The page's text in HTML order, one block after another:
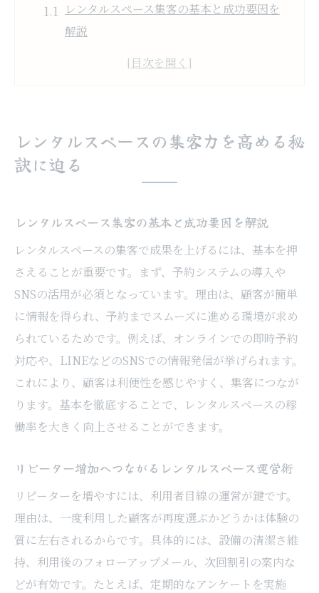
レンタルスペース集客の基本と成功要因を
解説
リピーター増加へつながるレンタルスペー
集客の壁を突破するレンタルスペースの実
践法
例紹介
次章で学ぶターゲット層設定の重要性を予
習
ターゲット層を意識した運営が差を生む理由
レンタルスペースのターゲット層選定の考
え方
ニーズ分析で見えるレンタルスペース利用
傾向
ターゲット層を踏まえた集客戦略の立て方
レンタルスペースで効果的な差別化を図る
予約システムの導入で業務効率が格段に向上
レンタルスペース予約システム比較のポイ
ント
レンタルスペースの集客力を高める秘
訣に迫る
レンタルスペース集客の基本と成功要因を解説
レンタルスペースの集客で成果を上げるには、基本を押
さえることが重要です。まず、予約システムの導入や
SNSの活用が必須となっています。理由は、顧客が簡単
に情報を得られ、予約までスムーズに進める環境が求め
られているためです。例えば、オンラインでの即時予約
対応や、LINEなどのSNSでの情報発信が挙げられます。
これにより、顧客は利便性を感じやすく、集客につなが
ります。基本を徹底することで、レンタルスペースの稼
働率を大きく向上させることができます。
リピーター増加へつながるレンタルスペース運営術
リピーターを増やすには、利用者目線の運営が鍵です。
理由は、一度利用した顧客が再度選ぶかどうかは体験の
質に左右されるからです。具体的には、設備の清潔さ維
持、利用後のフォローアップメール、次回割引の案内な
どが有効です。たとえば、定期的なアンケートを実施